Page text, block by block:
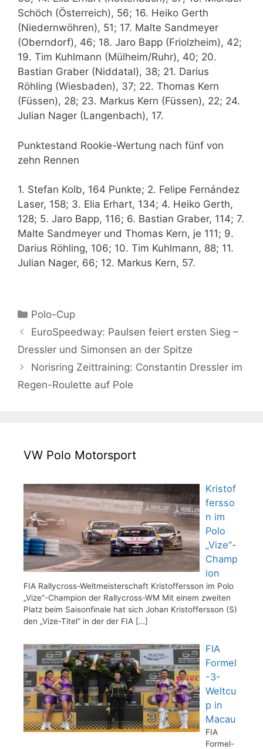
Schöch (Österreich), 56; 16. Heiko Gerth
(Niedernwöhren), 51; 17. Malte Sandmeyer
(Oberndorf), 46; 18. Jaro Bapp (Friolzheim), 42;
19. Tim Kuhlmann (Mülheim/Ruhr), 40; 20.
Bastian Graber (Niddatal), 38; 21. Darius
Röhling (Wiesbaden), 37; 22. Thomas Kern
(Füssen), 28; 23. Markus Kern (Füssen), 22; 24.
Julian Nager (Langenbach), 17.
Punktestand Rookie-Wertung nach fünf von
zehn Rennen
1. Stefan Kolb, 164 Punkte; 2. Felipe Fernández
Laser, 158; 3. Elia Erhart, 134; 4. Heiko Gerth,
128; 5. Jaro Bapp, 116; 6. Bastian Graber, 114; 7.
Malte Sandmeyer und Thomas Kern, je 111; 9.
Darius Röhling, 106; 10. Tim Kuhlmann, 88; 11.
Julian Nager, 66; 12. Markus Kern, 57.
Kategorien
Polo-Cup
EuroSpeedway: Paulsen feiert ersten Sieg –
Dressler und Simonsen an der Spitze
Norisring Zeittraining: Constantin Dressler im
Regen-Roulette auf Pole
VW Polo Motorsport
Kristof
fersso
n im
Polo
„Vize“-
Champ
ion
FIA Rallycross-Weltmeisterschaft Kristoffersson im Polo
„Vize“-Champion der Rallycross-WM Mit einem zweiten
Platz beim Saisonfinale hat sich Johan Kristoffersson (S)
den „Vize-Titel“ in der der FIA […]
FIA
Formel
-3-
Weltcu
p in
Macau
FIA
Formel-